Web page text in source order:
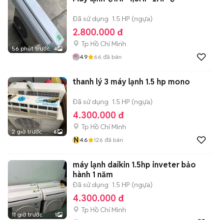
56 phút trước 4
Đã sử dụng 1.5 HP (ngựa)
2.800.000 đ
Tp Hồ Chí Minh
4.9 66 đã bán
2 giờ trước 6
thanh lý 3 máy lạnh 1.5 hp mono
Đã sử dụng 1.5 HP (ngựa)
4.300.000 đ
Tp Hồ Chí Minh
N4.6 126 đã bán
11 giờ trước 1
máy lạnh daikin 1.5hp inveter bảo
hành 1 năm
Đã sử dụng 1.5 HP (ngựa)
4.300.000 đ
Tp Hồ Chí Minh